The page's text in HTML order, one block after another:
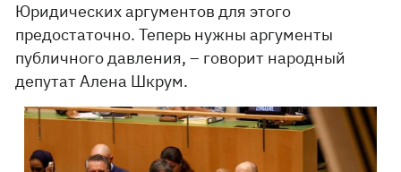
Юридических аргументов для этого
предостаточно. Теперь нужны аргументы
публичного давления, – говорит народный
депутат Алена Шкрум.